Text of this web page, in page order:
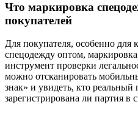
Что маркировка
покупателей
Для покупателя, особенно
спецодежду оптом,
инструмент проверки
можно отсканировать
знак» и увидеть, кто реальный
зарегистрирована ли партия в